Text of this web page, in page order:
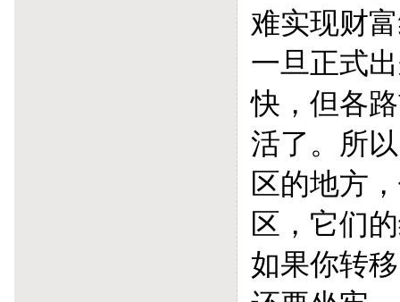
难实现财
一旦正式
快，但各
活了。所
区的地方
区，它们
如果你转